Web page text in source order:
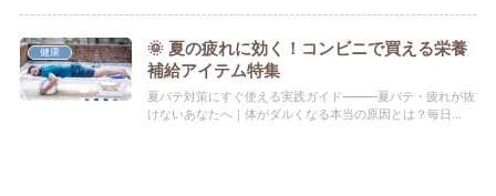
健康
🌞 夏の疲れに効く！コンビニで買える栄養
補給アイテム特集
夏バテ対策にすぐ使える実践ガイド⸻夏バテ・疲れが抜
けないあなたへ｜体がダルくなる本当の原因とは？毎日...